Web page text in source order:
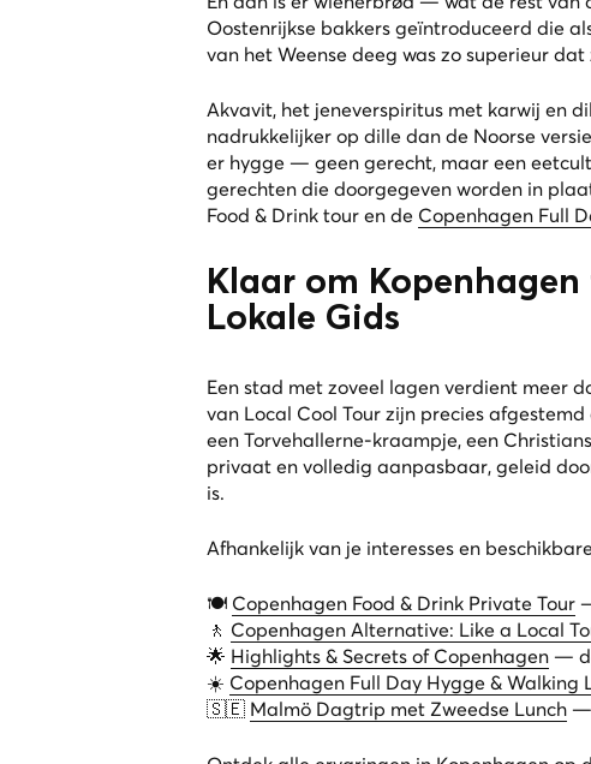
Oostenrijkse bakkers geïntroduceerd die
van het Weense deeg was zo superieur
Akvavit, het jeneverspiritus met karwij en
nadrukkelijker op dille dan de Noorse
er hygge — geen gerecht, maar een
gerechten die doorgegeven worden in
Food & Drink tour en de Copenhagen Full
Klaar om Kopenhagen
Lokale Gids
Een stad met zoveel lagen verdient meer
van Local Cool Tour zijn precies
een Torvehallerne-kraampje, een
privaat en volledig aanpasbaar, geleid
is.
Afhankelijk van je interesses en
🍽️ Copenhagen Food & Drink Private Tour
🚶 Copenhagen Alternative: Like a Local
🌟 Highlights & Secrets of Copenhagen —
☀️ Copenhagen Full Day Hygge & Walking
🇸🇪 Malmö Dagtrip met Zweedse Lunch —